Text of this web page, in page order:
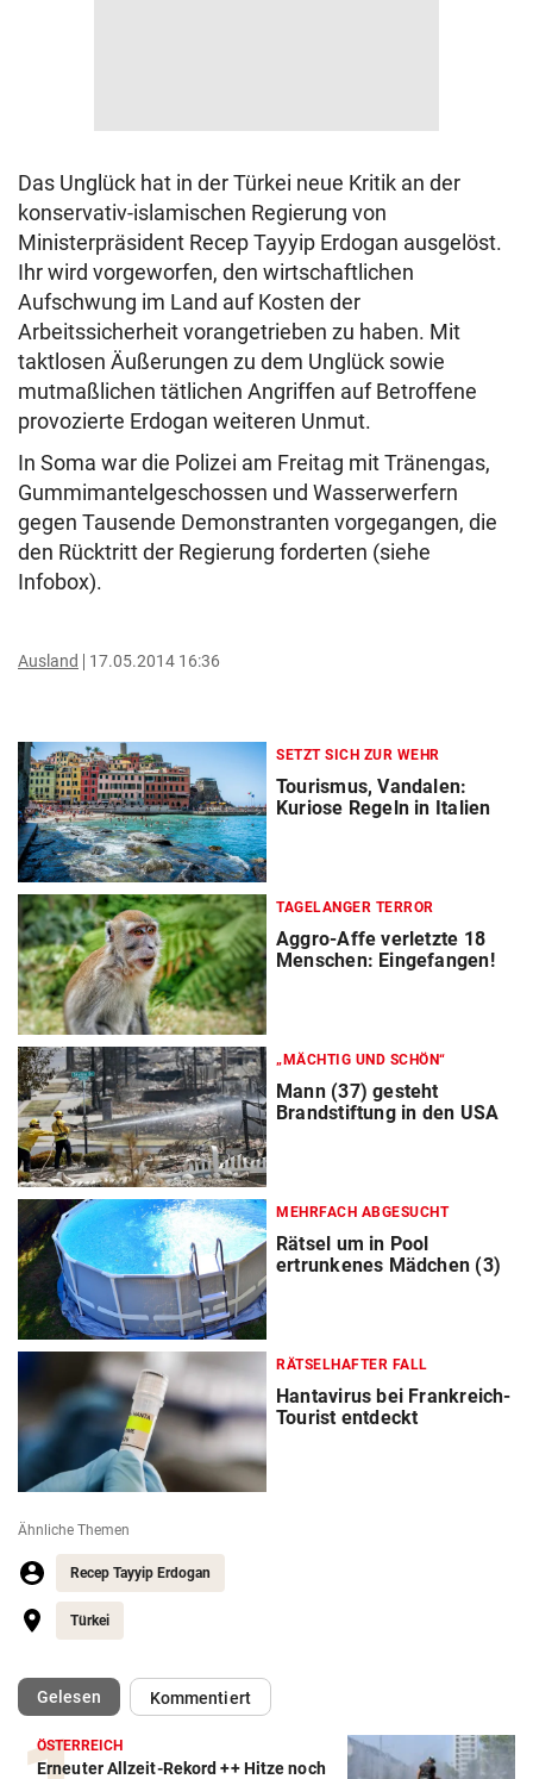
Das Unglück hat in der Türkei neue Kritik an der
konservativ-islamischen Regierung von
Ministerpräsident Recep Tayyip Erdogan ausgelöst.
Ihr wird vorgeworfen, den wirtschaftlichen
Aufschwung im Land auf Kosten der
Arbeitssicherheit vorangetrieben zu haben. Mit
taktlosen Äußerungen zu dem Unglück sowie
mutmaßlichen tätlichen Angriffen auf Betroffene
provozierte Erdogan weiteren Unmut.
In Soma war die Polizei am Freitag mit Tränengas,
Gummimantelgeschossen und Wasserwerfern
gegen Tausende Demonstranten vorgegangen, die
den Rücktritt der Regierung forderten (siehe
Infobox).
Ausland 17.05.2014 16:36
SETZT SICH ZUR WEHR
Tourismus, Vandalen:
Kuriose Regeln in Italien
TAGELANGER TERROR
Aggro-Affe verletzte 18
Menschen: Eingefangen!
„MÄCHTIG UND SCHÖN“
Mann (37) gesteht
Brandstiftung in den USA
MEHRFACH ABGESUCHT
Rätsel um in Pool
ertrunkenes Mädchen (3)
RÄTSELHAFTER FALL
Hantavirus bei Frankreich-
Tourist entdeckt
Ähnliche Themen
Recep Tayyip Erdogan
Türkei
Gelesen(ausgewählt)Kommentiert
ÖSTERREICH
Erneuter Allzeit-Rekord ++ Hitze noch